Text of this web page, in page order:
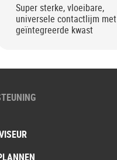
Super sterke, vloeibare,
universele contactlijm met
geïntegreerde kwast